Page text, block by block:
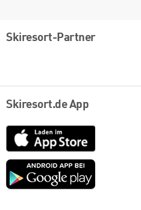
Skiresort-Partner
Skiresort.de App
App
Store
Google